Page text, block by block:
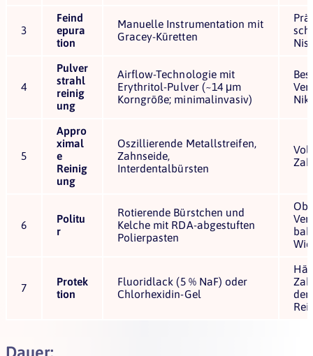
3
Feind
epura
tion
Manuelle Instrumentation mit
Gracey-Küretten
4
Pulver
strahl
reinig
ung
Airflow-Technologie mit
Erythritol-Pulver (~14 μm
Korngröße; minimalinvasiv)
5
Appro
ximal
e
Reinig
ung
Oszillierende Metallstreifen,
Zahnseide,
Interdentalbürsten
6
Politu
r
Rotierende Bürstchen und
Kelche mit RDA-abgestuften
Polierpasten
7
Protek
tion
Fluoridlack (5 % NaF) oder
Chlorhexidin-Gel
der
Dauer: